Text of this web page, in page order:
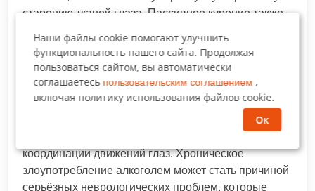
старению тканей глаза. Пассивное курение также
задымлённых помещений.
Чрезмерное употребление алкоголя также
негативно влияет на зрение. Алкоголь нарушает
работу нервной системы, включая зрительный
нерв, и может приводить к временному ухудшению
координации движений глаз. Хроническое
злоупотребление алкоголем может стать причиной
серьёзных неврологических проблем, которые
Наши файлы cookie помогают улучшить
функциональность нашего сайта. Продолжая
пользоваться сайтом, вы автоматически
соглашаетесь пользовательским соглашением ,
включая политику использования файлов cookie.
Ок